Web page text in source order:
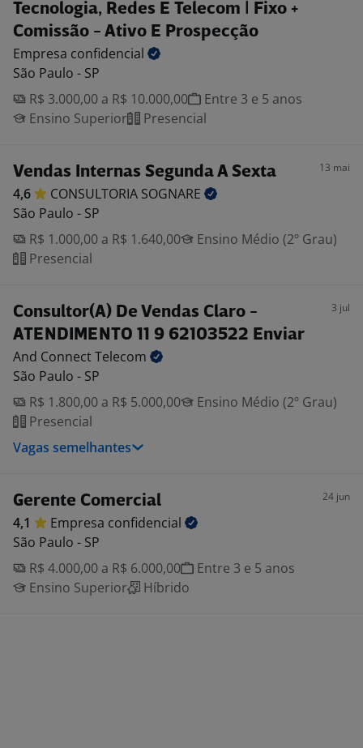
Tecnologia, Redes E Telecom | Fixo +
Comissão - Ativo E Prospecção
Empresa confidencial
São Paulo - SP
R$ 3.000,00 a R$ 10.000,00
Entre 3 e 5 anos
Ensino Superior
Presencial
Vendas Internas Segunda A Sexta 13 mai
4,6 CONSULTORIA SOGNARE
São Paulo - SP
R$ 1.000,00 a R$ 1.640,00
Ensino Médio (2º Grau)
Presencial
Consultor(A) De Vendas Claro -
ATENDIMENTO 11 9 62103522 Enviar
3 jul
And ConnectTelecom
São Paulo - SP
R$ 1.800,00 a R$ 5.000,00
Ensino Médio (2º Grau)
Presencial
Vagas semelhantes
Gerente Comercial 24 jun
4,1 Empresa confidencial
São Paulo - SP
R$ 4.000,00 a R$ 6.000,00
Entre 3 e 5 anos
Ensino Superior
Híbrido